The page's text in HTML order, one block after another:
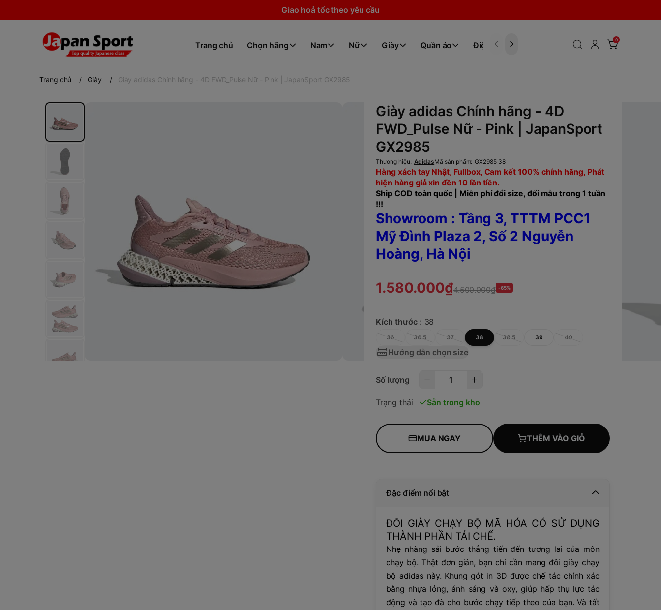
Giao hoả tốc theo yêu cầu
Trang chủ Chọn hãng Nam Nữ Giày Quần áo Điện tử
0
Trang chủ / Giày / Giày adidas Chính hãng - 4D FWD_Pulse Nữ - Pink | JapanSport GX2985
Giày adidas Chính hãng - 4D
FWD_Pulse Nữ - Pink | JapanSport
GX2985
Thương hiệu: AdidasMã sản phẩm: GX2985 38
Hàng xách tay Nhật, Fullbox, Cam kết 100% chính hãng, Phát
hiện hàng giả xin đền 10 lần tiền.
Ship COD toàn quốc | Miễn phí đổi size, đổi mẫu trong 1 tuần
!!!
Showroom : Tầng 3, TTTM PCC1
Mỹ Đình Plaza 2, Số 2 Nguyễn
Hoàng, Hà Nội
1.580.000₫4.500.000₫ -65%
Kích thước : 38
36 36.5 37 38 38.5 39 40
Hướng dẫn chọn size
Số lượng
Trạng thái Sẵn trong kho
MUA NGAY THÊM VÀO GIỎ
Đặc điểm nổi bật
ĐÔI GIÀY CHẠY BỘ MÃ HÓA CÓ SỬ DỤNG
THÀNH PHẦN TÁI CHẾ.
Nhẹ nhàng sải bước thẳng tiến đến tương lai của môn
chạy bộ. Thật đơn giản, bạn chỉ cần mang đôi giày chạy
bộ adidas này. Khung gót in 3D được chế tác chính xác
bằng nhựa lỏng, ánh sáng và oxy, giúp hấp thụ lực tác
động và tạo đà cho bước chạy tiếp theo của bạn. Và tất